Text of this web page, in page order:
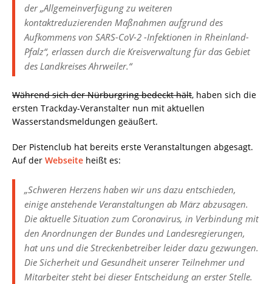
der „Allgemeinverfügung zu weiteren
kontaktreduzierenden Maßnahmen aufgrund des
Aufkommens von SARS-CoV-2 -Infektionen in Rheinland-
Pfalz“, erlassen durch die Kreisverwaltung für das Gebiet
des Landkreises Ahrweiler.“
Während sich der Nürburgring bedeckt hält, haben sich die
ersten Trackday-Veranstalter nun mit aktuellen
Wasserstandsmeldungen geäußert.
Der Pistenclub hat bereits erste Veranstaltungen abgesagt.
Auf der Webseite heißt es:
„Schweren Herzens haben wir uns dazu entschieden,
einige anstehende Veranstaltungen ab März abzusagen.
Die aktuelle Situation zum Coronavirus, in Verbindung mit
den Anordnungen der Bundes und Landesregierungen,
hat uns und die Streckenbetreiber leider dazu gezwungen.
Die Sicherheit und Gesundheit unserer Teilnehmer und
Mitarbeiter steht bei dieser Entscheidung an erster Stelle.